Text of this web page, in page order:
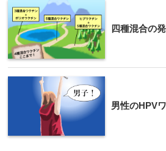
四種混合の
男性のHPV